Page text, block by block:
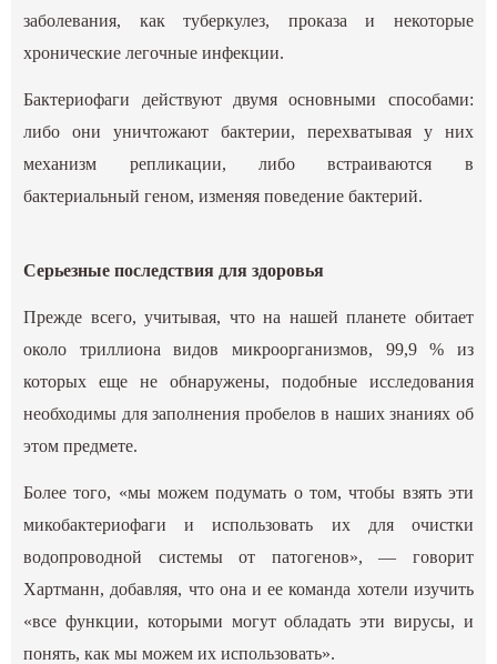
заболевания, как туберкулез, проказа и некоторые
хронические легочные инфекции.
Бактериофаги действуют двумя основными способами:
либо они уничтожают бактерии, перехватывая у них
механизм репликации, либо встраиваются в
бактериальный геном, изменяя поведение бактерий.
Серьезные последствия для здоровья
Прежде всего, учитывая, что на нашей планете обитает
около триллиона видов микроорганизмов, 99,9 % из
которых еще не обнаружены, подобные исследования
необходимы для заполнения пробелов в наших знаниях об
этом предмете.
Более того, «мы можем подумать о том, чтобы взять эти
микобактериофаги и использовать их для очистки
водопроводной системы от патогенов», — говорит
Хартманн, добавляя, что она и ее команда хотели изучить
«все функции, которыми могут обладать эти вирусы, и
понять, как мы можем их использовать».